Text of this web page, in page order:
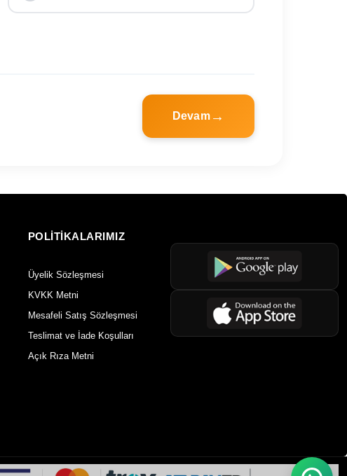
Devam
POLİTİKALARIMIZ
Üyelik Sözleşmesi
KVKK Metni
Mesafeli Satış Sözleşmesi
Teslimat ve İade Koşulları
Açık Rıza Metni